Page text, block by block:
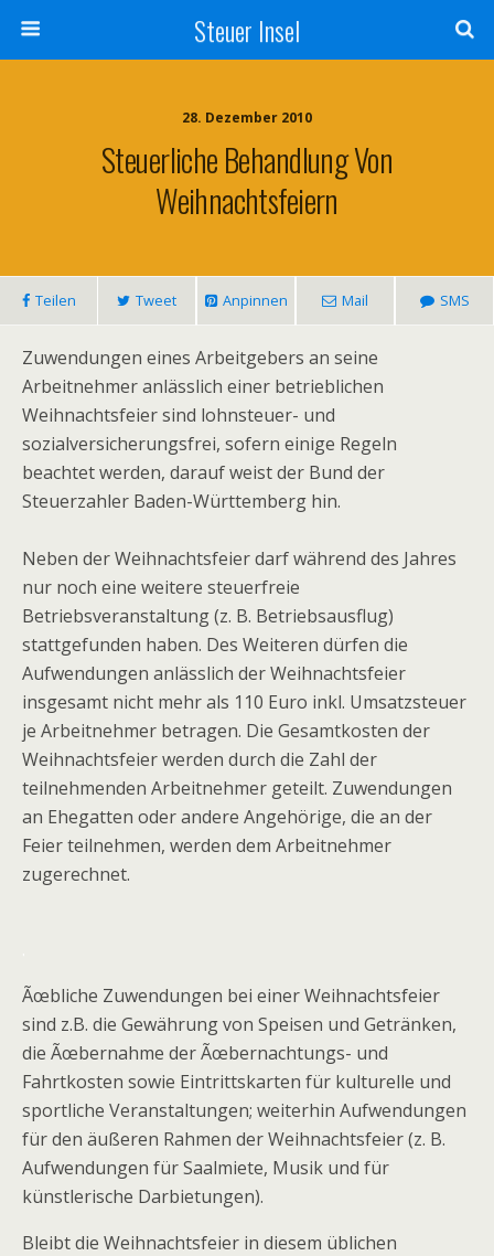
Steuer Insel
28. Dezember 2010
Steuerliche Behandlung Von
Weihnachtsfeiern
Teilen Tweet Anpinnen Mail SMS
Zuwendungen eines Arbeitgebers an seine
Arbeitnehmer anlässlich einer betrieblichen
Weihnachtsfeier sind lohnsteuer- und
sozialversicherungsfrei, sofern einige Regeln
beachtet werden, darauf weist der Bund der
Steuerzahler Baden-Württemberg hin.
Neben der Weihnachtsfeier darf während des Jahres
nur noch eine weitere steuerfreie
Betriebsveranstaltung (z. B. Betriebsausflug)
stattgefunden haben. Des Weiteren dürfen die
Aufwendungen anlässlich der Weihnachtsfeier
insgesamt nicht mehr als 110 Euro inkl. Umsatzsteuer
je Arbeitnehmer betragen. Die Gesamtkosten der
Weihnachtsfeier werden durch die Zahl der
teilnehmenden Arbeitnehmer geteilt. Zuwendungen
an Ehegatten oder andere Angehörige, die an der
Feier teilnehmen, werden dem Arbeitnehmer
zugerechnet.
Ãœbliche Zuwendungen bei einer Weihnachtsfeier
sind z.B. die Gewährung von Speisen und Getränken,
die Ãœbernahme der Ãœbernachtungs- und
Fahrtkosten sowie Eintrittskarten für kulturelle und
sportliche Veranstaltungen; weiterhin Aufwendungen
für den äußeren Rahmen der Weihnachtsfeier (z. B.
Aufwendungen für Saalmiete, Musik und für
künstlerische Darbietungen).
Bleibt die Weihnachtsfeier in diesem üblichen